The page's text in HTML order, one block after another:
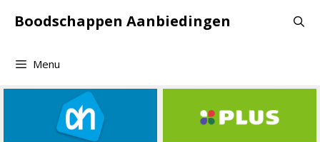
naarBoodschappen Aanbiedingen
Menu